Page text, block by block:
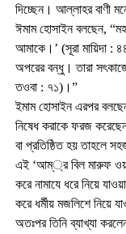
দিচ্ছেন। আল্লাহর বাণী
ঈমাম হোসাইন বলছেন,
আমাকে।’ (সূরা মায়িদা :
অপরের বন্ধু। তারা
তওবা : ৭১)।”
ইমাম হোসাইন এরপর
নিষেধ করাকে ফরজ
বা প্রতিষ্ঠিত হয় তাহলে
এই ‘আম্্র বিল মারুফ ওয়া
করে নামাযে ধরে নিয়ে
করে ধর্মীয় মজলিশে নিয়ে
অতঃপর তিনি ব্যাখ্যা